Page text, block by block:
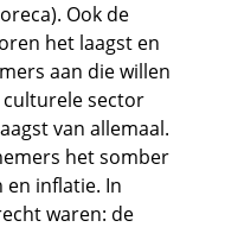
Ook de
het laagst en
aan die willen
sector
van allemaal.
het somber
en inflatie. In
waren: de